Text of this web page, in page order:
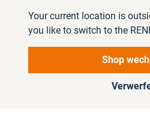
Your current location is
you like to switch to the
Shop